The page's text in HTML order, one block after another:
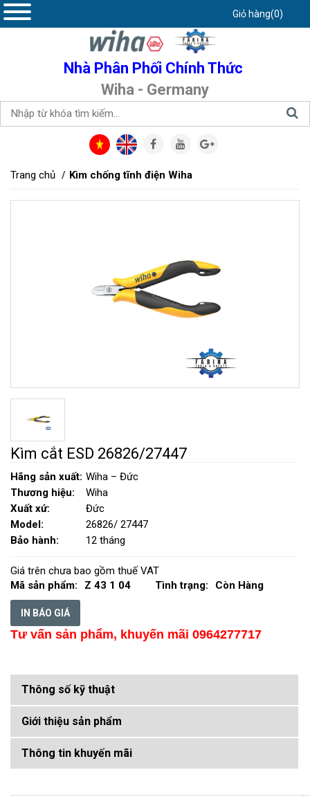
Nhà Phân Phối Chính Thức
Wiha - Germany
Giỏ hàng(0)
Trang chủ Kìm chống tĩnh điện Wiha
Kìm cắt ESD 26826/27447
Hãng sản xuất: Wiha – Đức
Thương hiệu:
Wiha
Xuất xứ:
Đức
Model:
26826/ 27447
Bảo hành:
12 tháng
Giá trên chưa bao gồm thuế VAT
Mã sản phẩm:
Z 43 1 04 Tình trạng: Còn Hàng
IN BÁO GIÁ
Tư vấn sản phẩm, khuyến mãi 0964277717
Thông số kỹ thuật
Giới thiệu sản phẩm
Thông tin khuyến mãi